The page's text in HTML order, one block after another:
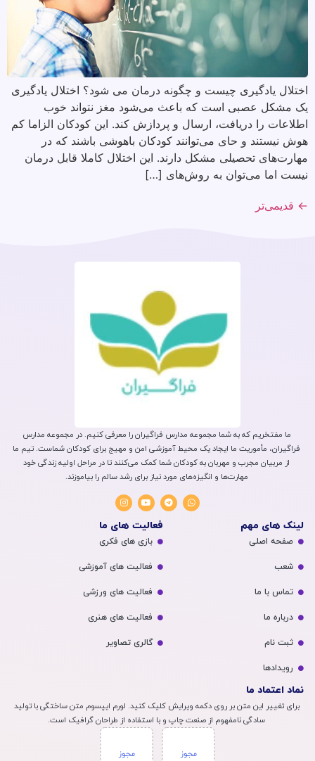
اختلال یادگیری چیست و چگونه درمان می شود؟ اختلال یادگیری
یک مشکل عصبی است که باعث می‌شود مغز نتواند خوب
اطلاعات را دریافت، ارسال و پردازش کند. این کودکان الزاما کم
هوش نیستند و حای می‌توانند کودکان باهوشی باشند که در
مهارت‌های تحصیلی مشکل دارند. این اختلال کاملا قابل درمان
نیست اما می‌توان به روش‌های […]
← قدیمی‌تر
ما مفتخریم که به شما مجموعه مدارس فراگیران را معرفی کنیم. در مجموعه مدارس
فراگیران، مأموریت ما ایجاد یک محیط آموزشی امن و مهیج برای کودکان شماست. تیم ما
از مربیان مجرب و مهربان به کودکان شما کمک می‌کنند تا در مراحل اولیه زندگی خود
مهارت‌ها و انگیزه‌های مورد نیاز برای رشد سالم را بیاموزند.
لینک های مهم
صفحه اصلی
شعب
تماس با ما
درباره ما
ثبت نام
رویداد‌ها
فعالیت های ما
بازی های فکری
فعالیت های آموزشی
فعالیت های ورزشی
فعالیت های هنری
گالری تصاویر
نماد اعتماد ما
برای تغییر این متن بر روی دکمه ویرایش کلیک کنید. لورم ایپسوم متن ساختگی با تولید
سادگی نامفهوم از صنعت چاپ و با استفاده از طراحان گرافیک است.